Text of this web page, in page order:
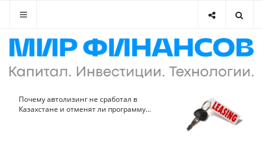
Почему автолизинг не сработал в
Казахстане и отменят ли программу...